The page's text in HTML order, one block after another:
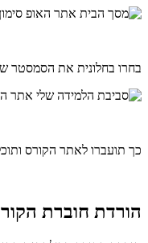
בחרו בחלונית את הסמסטר
כך תועברו לאתר הקורס
הורדת חוברת